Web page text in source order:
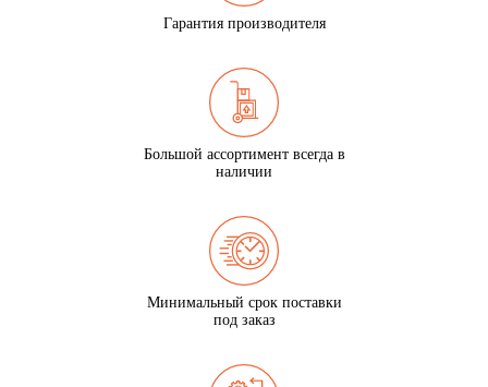
Гарантия производителя
Большой ассортимент всегда в
наличии
Минимальный срок поставки
под заказ